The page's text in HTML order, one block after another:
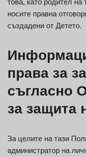
носите правна
създадени от Детето.
права за
съгласно
за защита
За целите на тази
администратор на